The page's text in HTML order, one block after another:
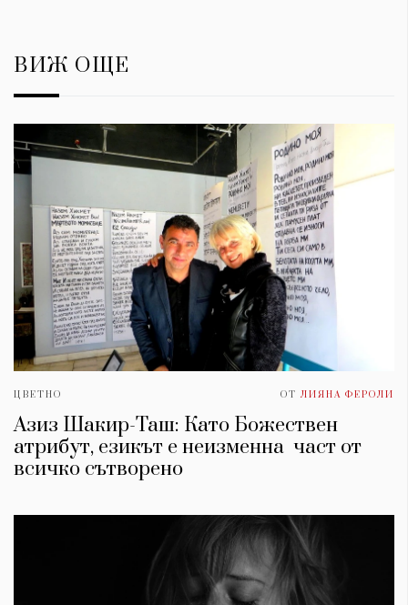
ВИЖ ОЩЕ
ЦВЕТНО ОТ ЛИЯНА ФЕРОЛИ
Азиз Шакир-Таш: Като Божествен
атрибут, езикът е неизменна част от
всичко сътворено